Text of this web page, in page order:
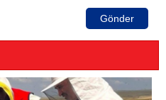
Gönder